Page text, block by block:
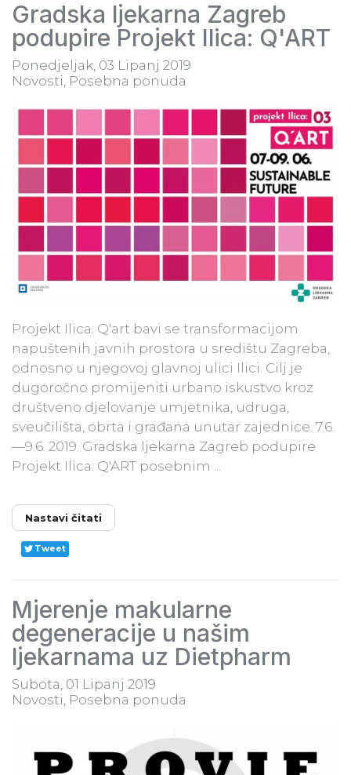
Gradska ljekarna Zagreb
podupire Projekt Ilica: Q'ART
Ponedjeljak, 03 Lipanj 2019
Novosti Posebna ponuda
Projekt Ilica: Q'art bavi se transformacijom
napuštenih javnih prostora u središtu Zagreba,
odnosno u njegovoj glavnoj ulici Ilici. Cilj je
dugoročno promijeniti urbano iskustvo kroz
društveno djelovanje umjetnika, udruga,
sveučilišta, obrta i građana unutar zajednice. 7.6.
—9.6. 2019. Gradska ljekarna Zagreb podupire
Projekt Ilica: Q'ART posebnim​ ...
Nastavi čitati
Tweet
Mjerenje makularne
degeneracije u našim
ljekarnama uz Dietpharm
Subota, 01 Lipanj 2019
Novosti Posebna ponuda